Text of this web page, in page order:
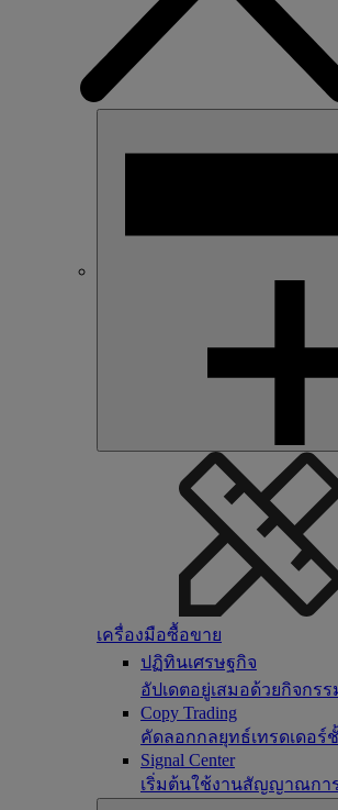
เครื่องมือซื้อขาย
ปฏิทินเศรษฐกิจ
อัปเดตอยู่เสมอด้วยกิจกร
Copy Trading
คัดลอกกลยุทธ์เทรดเดอร์
Signal Center
เริ่มต้นใช้งานสัญญาณการ